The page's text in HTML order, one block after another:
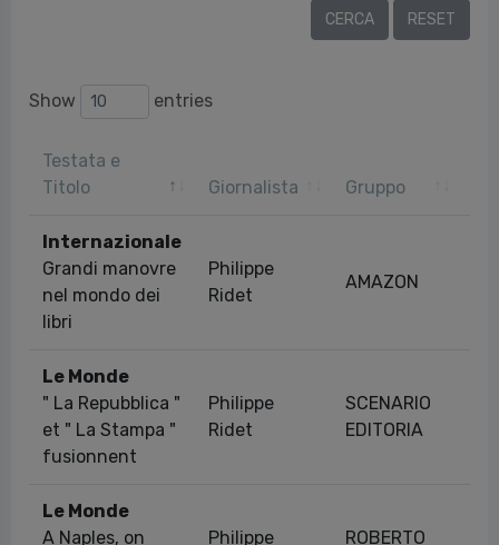
Show entries
Testata e
Titolo
Giornalista Gruppo
Internazionale
Grandi manovre
nel mondo dei
libri
Philippe
Ridet
AMAZON
Le Monde
" La Repubblica "
et " La Stampa "
fusionnent
Philippe
Ridet
SCENARIO
EDITORIA
Le Monde
A Naples, on
Philippe
ROBERTO